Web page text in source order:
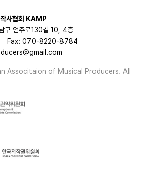
사협회 KAMP
구 언주로130길 10, 4층
Fax: 070-8220-8784
Associtaion of Musical Producers. All